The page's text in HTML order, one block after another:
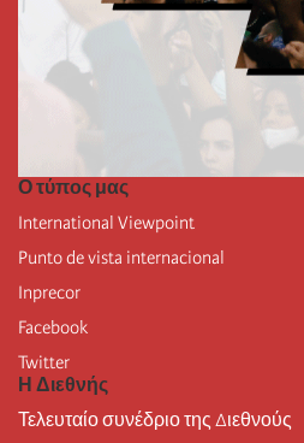
Ο τύπος μας
International Viewpoint
Punto de vista internacional
Inprecor
Facebook
Twitter
Η Διεθνής
Τελευταίο συνέδριο της Διεθνούς